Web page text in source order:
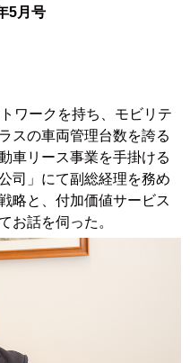
5月号
ワークを持ち、モビリテ
スの車両管理台数を誇る
車リース事業を手掛ける
司」にて副総経理を務め
略と、付加価値サービス
お話を伺った。